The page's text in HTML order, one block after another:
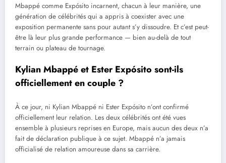
Mbappé comme Expósito incarnent, chacun à leur manière, une
génération de célébrités qui a appris à coexister avec une
exposition permanente sans pour autant s’y dissoudre. Et c’est peut-
être là leur plus grande performance — bien au-delà de tout
terrain ou plateau de tournage.
Kylian Mbappé et Ester Expósito sont-ils
officiellement en couple ?
À ce jour, ni Kylian Mbappé ni Ester Expósito n’ont confirmé
officiellement leur relation. Les deux célébrités ont été vues
ensemble à plusieurs reprises en Europe, mais aucun des deux n’a
fait de déclaration publique à ce sujet. Mbappé n’a jamais
officialisé de relation amoureuse dans sa carrière.